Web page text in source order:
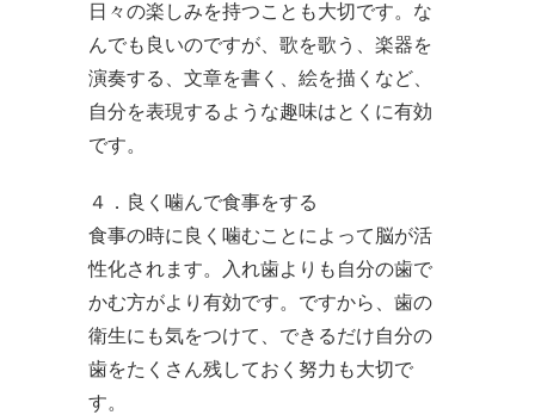
日々の楽しみを持つことも大切です。な
んでも良いのですが、歌を歌う、楽器を
演奏する、文章を書く、絵を描くなど、
自分を表現するような趣味はとくに有効
です。
４．良く噛んで食事をする
食事の時に良く噛むことによって脳が活
性化されます。入れ歯よりも自分の歯で
かむ方がより有効です。ですから、歯の
衛生にも気をつけて、できるだけ自分の
歯をたくさん残しておく努力も大切で
す。